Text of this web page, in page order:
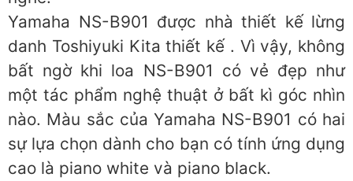
Yamaha NS-B901 được nhà thiết kế lừng
danh Toshiyuki Kita thiết kế . Vì vậy, không
bất ngờ khi loa NS-B901 có vẻ đẹp như
một tác phẩm nghệ thuật ở bất kì góc nhìn
nào. Màu sắc của Yamaha NS-B901 có hai
sự lựa chọn dành cho bạn có tính ứng dụng
cao là piano white và piano black.